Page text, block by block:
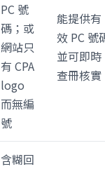
PC 號
碼；或
網站只
有 CPA
logo
而無編
號
能提供有
效 PC 號
並可即時
查冊核實
含糊回